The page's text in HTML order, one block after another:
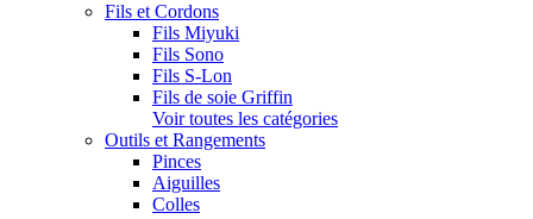
Fils et Cordons
Fils Miyuki
Fils Sono
Fils S-Lon
Fils de soie Griffin
Voir toutes les catégories
Outils et Rangements
Pinces
Aiguilles
Colles